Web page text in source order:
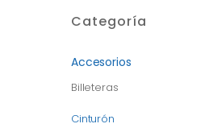
Categoría
Accesorios
Billeteras
Cinturón